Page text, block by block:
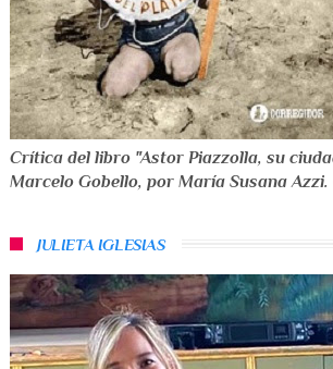
Crítica del libro "Astor Piazzolla, su
Marcelo Gobello, por María Susana Azzi.
JULIETA IGLESIAS